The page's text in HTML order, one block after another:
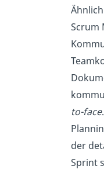
Scrum
to-face
der
Sprint